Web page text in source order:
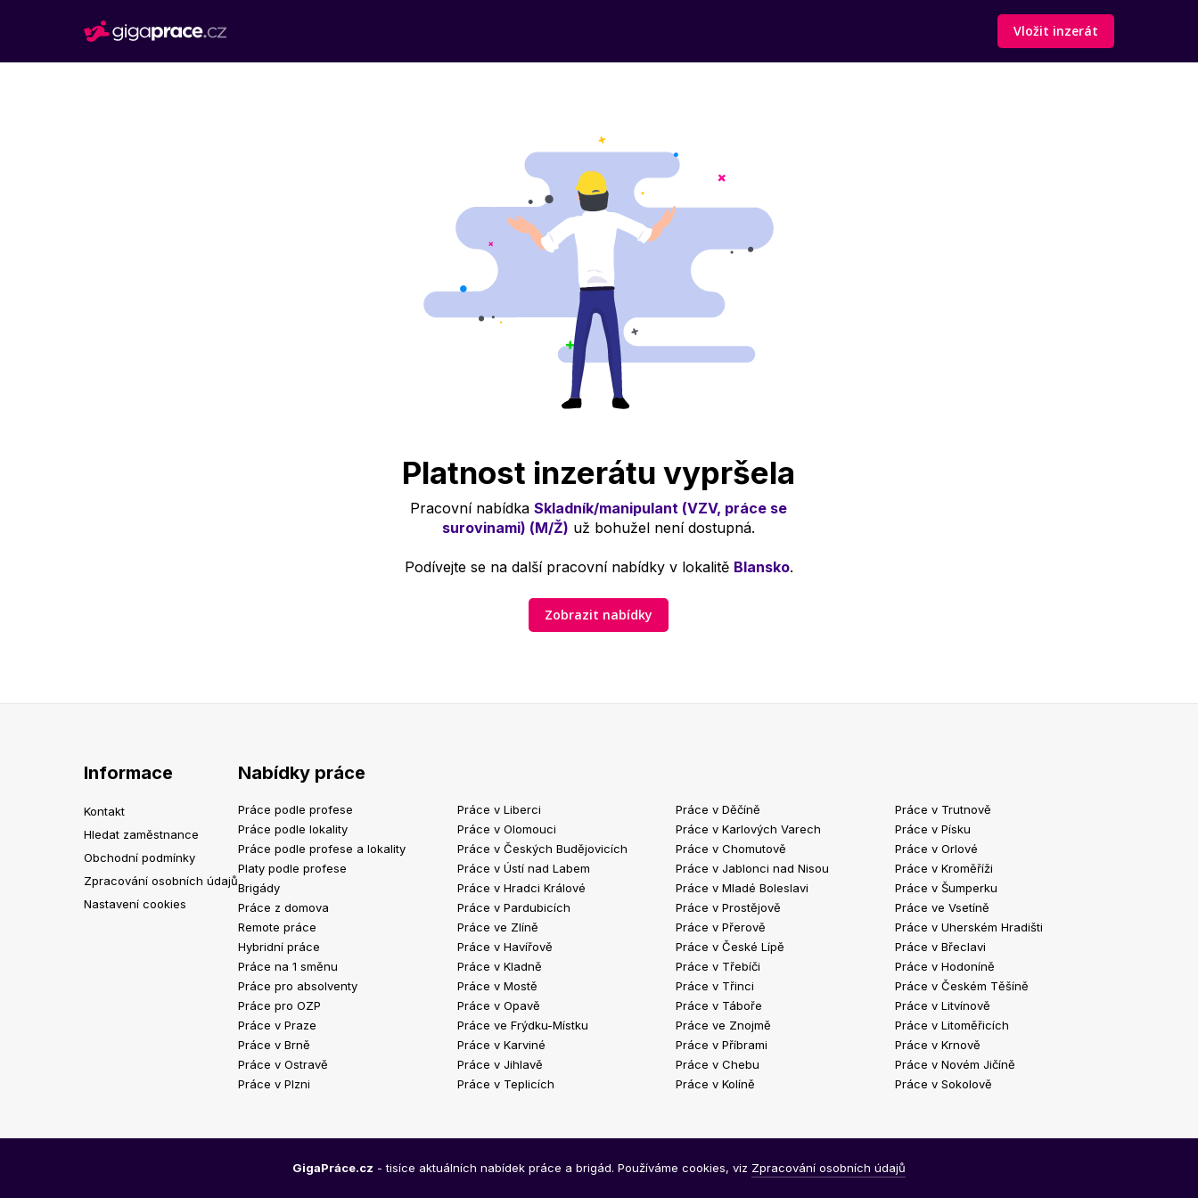
Vložit inzerát
Platnost inzerátu vypršela
Pracovní nabídkaSkladník/manipulant (VZV, práce se
surovinami) (M/Ž) už bohužel není dostupná.
Podívejte se na další pracovní nabídky v lokalitě Blansko.
Zobrazit nabídky
Informace
Kontakt
Hledat zaměstnance
Obchodní podmínky
Zpracování osobních údajů
Nastavení cookies
Nabídky práce
Práce podle profese
Práce podle lokality
Práce podle profese a lokality
Platy podle profese
Brigády
Práce z domova
Remote práce
Hybridní práce
Práce na 1 směnu
Práce pro absolventy
Práce pro OZP
Práce v Praze
Práce v Brně
Práce v Ostravě
Práce v Plzni
Práce v Liberci
Práce v Olomouci
Práce v Českých Budějovicích
Práce v Ústí nad Labem
Práce v Hradci Králové
Práce v Pardubicích
Práce ve Zlíně
Práce v Havířově
Práce v Kladně
Práce v Mostě
Práce v Opavě
Práce ve Frýdku-Místku
Práce v Karviné
Práce v Jihlavě
Práce v Teplicích
Práce v Děčíně
Práce v Karlových Varech
Práce v Chomutově
Práce v Jablonci nad Nisou
Práce v Mladé Boleslavi
Práce v Prostějově
Práce v Přerově
Práce v České Lípě
Práce v Třebíči
Práce v Třinci
Práce v Táboře
Práce ve Znojmě
Práce v Příbrami
Práce v Chebu
Práce v Kolíně
Práce v Trutnově
Práce v Písku
Práce v Orlové
Práce v Kroměříži
Práce v Šumperku
Práce ve Vsetíně
Práce v Uherském Hradišti
Práce v Břeclavi
Práce v Hodoníně
Práce v Českém Těšíně
Práce v Litvínově
Práce v Litoměřicích
Práce v Krnově
Práce v Novém Jičíně
Práce v Sokolově
GigaPráce.cz - tisíce aktuálních nabídek práce a brigád. Používáme cookies, viz Zpracování osobních údajů